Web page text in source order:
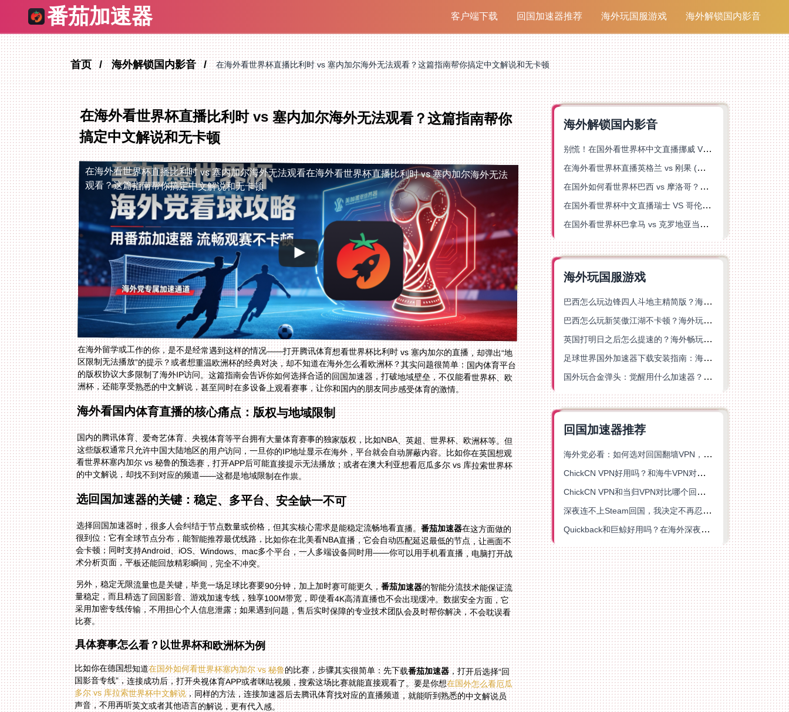
番茄加速器 客户端下载 回国加速器推荐 海外玩国服游戏 海外解锁国内影音
首页 海外解锁国内影音 在海外看世界杯直播比利时 vs 塞内加尔海外无法观看？这篇指南帮你搞定中文解说和无卡顿
在海外看世界杯直播比利时 vs 塞内加尔海外无法观看？这篇指南帮你
搞定中文解说和无卡顿
在海外看世界杯直播比利时 vs 塞内加尔海外无法观看在海外看世界杯直播比利时 vs 塞内加尔海外无法
观看？这篇指南帮你搞定中文解说和无卡顿
在海外留学或工作的你，是不是经常遇到这样的情况——打开腾讯体育想看世界杯比利时 vs 塞内加尔的直播，却弹出“地
区限制无法播放”的提示？或者想重温欧洲杯的经典对决，却不知道在海外怎么看欧洲杯？其实问题很简单：国内体育平台
的版权协议大多限制了海外IP访问。这篇指南会告诉你如何选择合适的回国加速器，打破地域壁垒，不仅能看世界杯、欧
洲杯，还能享受熟悉的中文解说，甚至同时在多设备上观看赛事，让你和国内的朋友同步感受体育的激情。
海外看国内体育直播的核心痛点：版权与地域限制
国内的腾讯体育、爱奇艺体育、央视体育等平台拥有大量体育赛事的独家版权，比如NBA、英超、世界杯、欧洲杯等。但
这些版权通常只允许中国大陆地区的用户访问，一旦你的IP地址显示在海外，平台就会自动屏蔽内容。比如你在英国想观
看世界杯塞内加尔 vs 秘鲁的预选赛，打开APP后可能直接提示无法播放；或者在澳大利亚想看厄瓜多尔 vs 库拉索世界杯
的中文解说，却找不到对应的频道——这都是地域限制在作祟。
选回国加速器的关键：稳定、多平台、安全缺一不可
选择回国加速器时，很多人会纠结于节点数量或价格，但其实核心需求是能稳定流畅地看直播。番茄加速器在这方面做的
很到位：它有全球节点分布，能智能推荐最优线路，比如你在北美看NBA直播，它会自动匹配延迟最低的节点，让画面不
会卡顿；同时支持Android、iOS、Windows、mac多个平台，一人多端设备同时用——你可以用手机看直播，电脑打开战
术分析页面，平板还能回放精彩瞬间，完全不冲突。
另外，稳定无限流量也是关键，毕竟一场足球比赛要90分钟，加上加时赛可能更久，番茄加速器的智能分流技术能保证流
量稳定，而且精选了回国影音、游戏加速专线，独享100M带宽，即使看4K高清直播也不会出现缓冲。数据安全方面，它
采用加密专线传输，不用担心个人信息泄露；如果遇到问题，售后实时保障的专业技术团队会及时帮你解决，不会耽误看
比赛。
具体赛事怎么看？以世界杯和欧洲杯为例
比如你在德国想知道在国外如何看世界杯塞内加尔 vs 秘鲁的比赛，步骤其实很简单：先下载番茄加速器，打开后选择“回
国影音专线”，连接成功后，打开央视体育APP或者咪咕视频，搜索这场比赛就能直接观看了。要是你想在国外怎么看厄瓜
多尔 vs 库拉索世界杯中文解说，同样的方法，连接加速器后去腾讯体育找对应的直播频道，就能听到熟悉的中文解说员
声音，不用再听英文或者其他语言的解说，更有代入感。
海外解锁国内影音
别慌！在国外看世界杯中文直播挪威 VS 英格兰仅限中国大陆？这篇指南帮你搞定
在海外看世界杯直播英格兰 vs 刚果 (金)当前地区不可播放？这篇指南帮你突破所有限制
在国外如何看世界杯巴西 vs 摩洛哥？海外党专属体育观赛指南来了
在国外看世界杯中文直播瑞士 VS 哥伦比亚当前地区不可播放？这篇指南帮你搞定
在国外看世界杯巴拿马 vs 克罗地亚当前地区不可播放？这篇指南帮你轻松解决海外体育直播难题
海外玩国服游戏
巴西怎么玩边锋四人斗地主精简版？海外游戏党的加速器终极选择
巴西怎么玩新笑傲江湖不卡顿？海外玩家国服游戏加速终极指南（附猫和老鼠一梦江湖实测）
英国打明日之后怎么提速的？海外畅玩国服游戏终极指南
足球世界国外加速器下载安装指南：海外党畅玩国服游戏的终极解决方案
国外玩合金弹头：觉醒用什么加速器？一份写给海外游子的畅玩指南
回国加速器推荐
海外党必看：如何选对回国翻墙VPN，无缝解锁国内资源？
ChickCN VPN好用吗？和海牛VPN对比哪个回国效果更好？
ChickCN VPN和当归VPN对比哪个回国效果更好？海外党亲测后选了它
深夜连不上Steam回国，我决定不再忍受这数字鸿沟
Quickback和巨鲸好用吗？在海外深夜想刷B站、追爱奇艺的你，或许正需要这份答案